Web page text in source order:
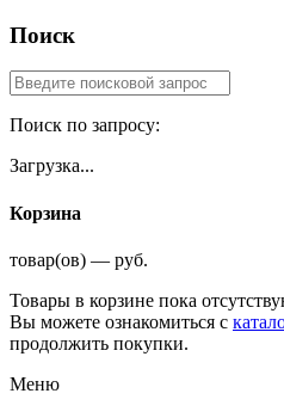
Поиск
Поиск по запросу:
Загрузка...
Корзина
товар(ов) — руб.
Товары в корзине пока
Вы можете ознакомиться с
продолжить покупки.
Меню